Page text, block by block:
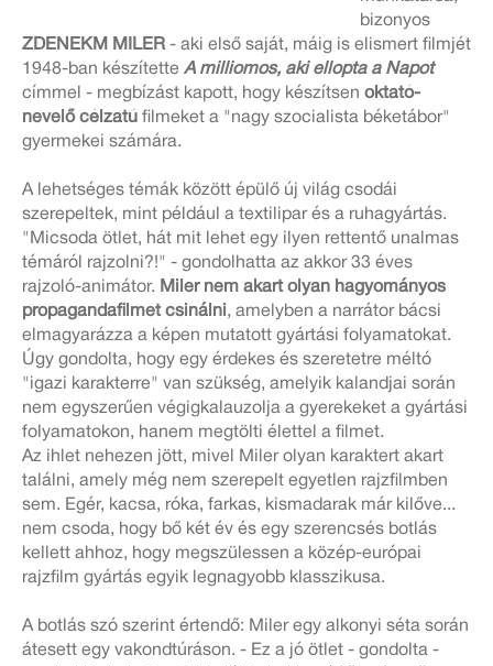
bizonyos
ZDENEKM MILER- aki első saját, máig is elismert filmjét
1948-ban készítette A milliomos, aki ellopta a Napot
címmel - megbízást kapott, hogy készítsen oktató-
nevelő célzatú filmeket a "nagy szocialista béketábor"
gyermekei számára.
A lehetséges témák között épülő új világ csodái
szerepeltek, mint például a textilipar és a ruhagyártás.
"Micsoda ötlet, hát mit lehet egy ilyen rettentő unalmas
témáról rajzolni?!" - gondolhatta az akkor 33 éves
rajzoló-animátor. Miler nem akart olyan hagyományos
propagandafilmet csinálni , amelyben a narrátor bácsi
elmagyarázza a képen mutatott gyártási folyamatokat.
Úgy gondolta, hogy egy érdekes és szeretetre méltó
"igazi karakterre" van szükség, amelyik kalandjai során
nem egyszerűen végigkalauzolja a gyerekeket a gyártási
folyamatokon, hanem megtölti élettel a filmet.
Az ihlet nehezen jött, mivel Miler olyan karaktert akart
találni, amely még nem szerepelt egyetlen rajzfilmben
sem. Egér, kacsa, róka, farkas, kismadarak már kilőve...
nem csoda, hogy bő két év és egy szerencsés botlás
kellett ahhoz, hogy megszülessen a közép-európai
rajzfilm gyártás egyik legnagyobb klasszikusa.
A botlás szó szerint értendő: Miler egy alkonyi séta során
átesett egy vakondtúráson. - Ez a jó ötlet - gondolta -